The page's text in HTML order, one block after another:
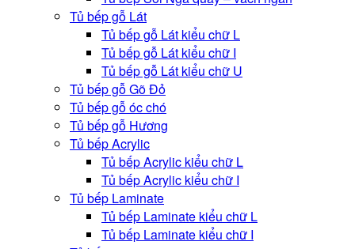
Tủ bếp gỗ Lát
Tủ bếp gỗ Lát kiểu chữ L
Tủ bếp gỗ Lát kiểu chữ I
Tủ bếp gỗ Lát kiểu chữ U
Tủ bếp gỗ Gõ Đỏ
Tủ bếp gỗ óc chó
Tủ bếp gỗ Hương
Tủ bếp Acrylic
Tủ bếp Acrylic kiểu chữ L
Tủ bếp Acrylic kiểu chữ I
Tủ bếp Laminate
Tủ bếp Laminate kiểu chữ L
Tủ bếp Laminate kiểu chữ I